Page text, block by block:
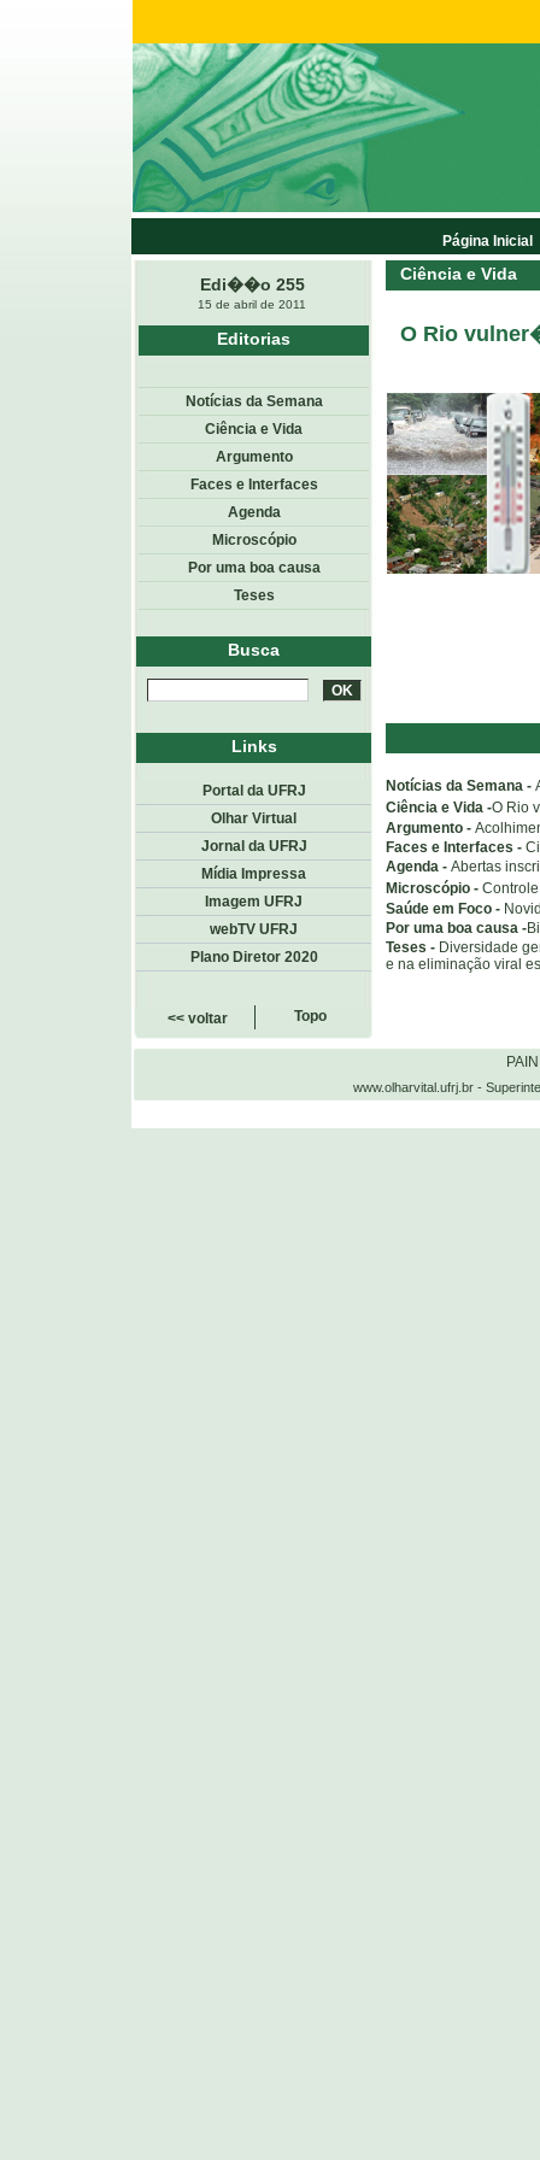
Edi��o 255
15 de abril de 2011
Ciência e Vida
O Rio
Notícias da Semana -
Ciência e Vida -O Rio
Argumento -
Faces e Interfaces -
Agenda - Abertas
Microscópio -
Saúde em Foco -
Por uma boa causa -
Teses - Diversidade
e na eliminação viral
Editorias
Notícias da Semana
Ciência e Vida
Argumento
Faces e Interfaces
Agenda
Microscópio
Por uma boa causa
Teses
Busca
Página Inicial
Links
Portal da UFRJ
Olhar Virtual
Jornal da UFRJ
Mídia Impressa
Imagem UFRJ
webTV UFRJ
Plano Diretor 2020
<< voltar Topo
www.olharvital.ufrj.br -